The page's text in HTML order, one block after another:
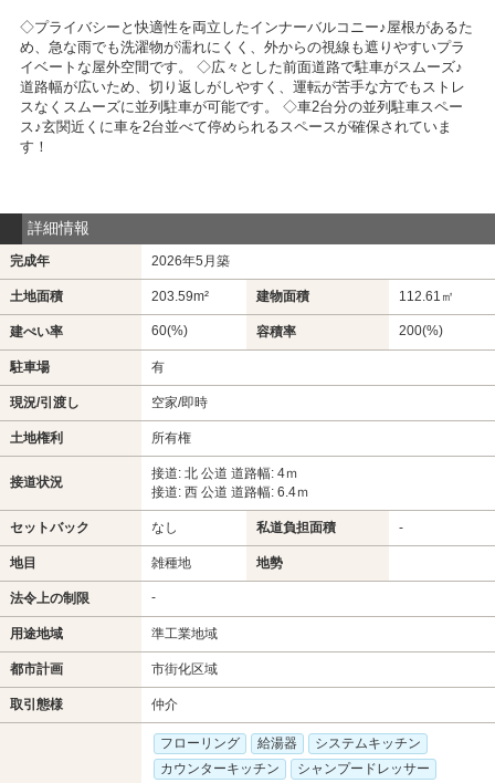
◇プライバシーと快適性を両立したインナーバルコニー♪屋根があるた
め、急な雨でも洗濯物が濡れにくく、外からの視線も遮りやすいプラ
イベートな屋外空間です。 ◇広々とした前面道路で駐車がスムーズ♪
道路幅が広いため、切り返しがしやすく、運転が苦手な方でもストレ
スなくスムーズに並列駐車が可能です。 ◇車2台分の並列駐車スペー
ス♪玄関近くに車を2台並べて停められるスペースが確保されていま
す！
詳細情報
完成年 2026年5月築
土地面積 203.59m² 建物面積 112.61㎡
建ぺい率 60(%) 容積率 200(%)
駐車場 有
現況/引渡し 空家/即時
土地権利 所有権
接道状況
接道: 北 公道 道路幅: 4ｍ
接道: 西 公道 道路幅: 6.4ｍ
セットバック なし 私道負担面積 -
地目 雑種地 地勢
法令上の制限 -
用途地域 準工業地域
都市計画 市街化区域
取引態様 仲介
フローリング 給湯器
システムキッチン
カウンターキッチン
シャンプードレッサー